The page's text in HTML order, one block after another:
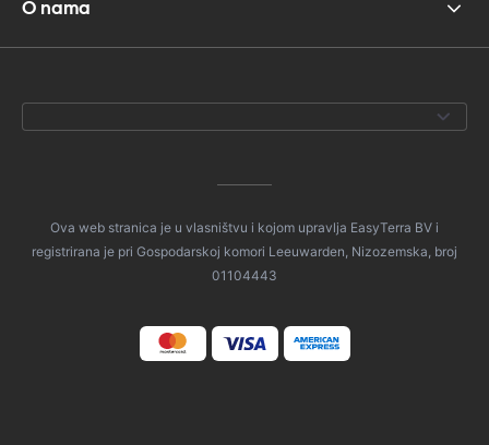
O nama
Ova web stranica je u vlasništvu i kojom upravlja EasyTerra BV i
registrirana je pri Gospodarskoj komori Leeuwarden, Nizozemska, broj
01104443